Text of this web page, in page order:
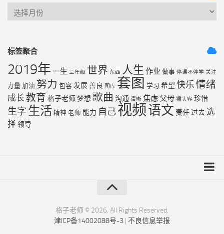
标签聚合
2019年 一生 三年级 世界 东西 人生 作业 做事 停课不停学 关注
力量 加油 努力 包容 发展善良 图库 套图 学习 希望 快乐情绪
成长 教育 格子老师梦想 歌曲 沟通 清晰 焦虑 父母 猴头客 珍惜
生字 生活 精神 老师 能力 自己 视频语文 责任过去 选
择 领导
格子老师 © 2026. All Rights Reserved.
津ICP备14002088号-3 | 不良信息举报